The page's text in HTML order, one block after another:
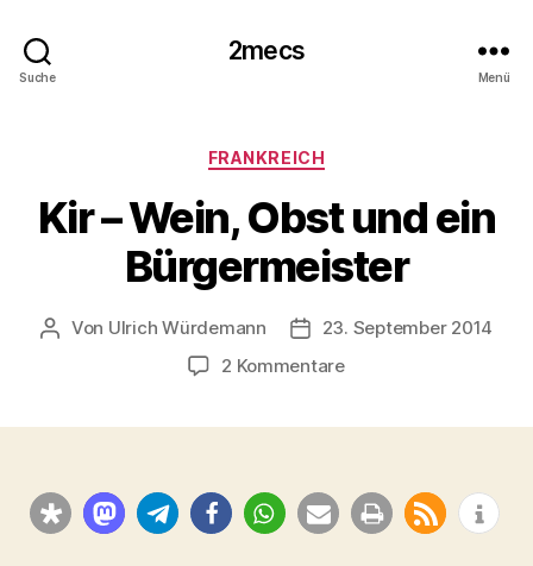
Suche
2mecs
Menü
Kategorien
FRANKREICH
Kir – Wein, Obst und ein
Bürgermeister
Beitragsautor
Von Ulrich Würdemann Beitragsdatum
23. September 2014
2 Kommentarezu
und
ein